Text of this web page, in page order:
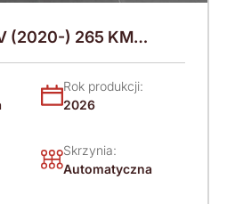
(2020-) 265 KM
Rok produkcji:
2026
Skrzynia:
Automatyczna